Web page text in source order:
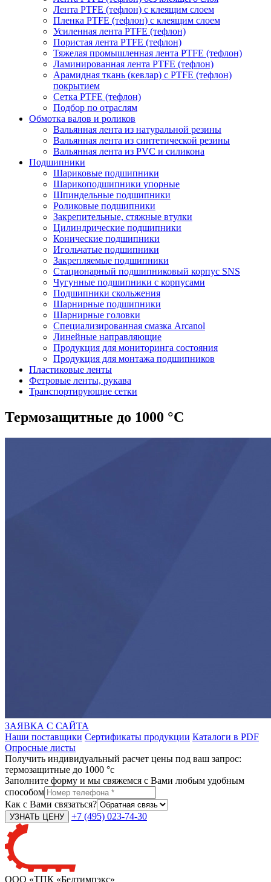
Лента PTFE (тефлон) с клеящим слоем
Пленка PTFE (тефлон) с клеящим слоем
Усиленная лента PTFE (тефлон)
Пористая лента PTFE (тефлон)
Тяжелая промышленная лента PTFE (тефлон)
Ламинированная лента PTFE (тефлон)
Арамидная ткань (кевлар) с PTFE (тефлон)
покрытием
Сетка PTFE (тефлон)
Подбор по отраслям
Обмотка валов и роликов
Вальянная лента из натуральной резины
Вальянная лента из синтетической резины
Вальянная лента из PVC и силикона
Подшипники
Шариковые подшипники
Шарикоподшипники упорные
Шпиндельные подшипники
Роликовые подшипники
Закрепительные, стяжные втулки
Цилиндрические подшипники
Конические подшипники
Игольчатые подшипники
Закрепляемые подшипники
Стационарный подшипниковый корпус SNS
Чугунные подшипники с корпусами
Подшипники скольжения
Шарнирные подшипники
Шарнирные головки
Специализированная смазка Arcanol
Линейные направляющие
Продукция для мониторинга состояния
Продукция для монтажа подшипников
Пластиковые ленты
Фетровые ленты, рукава
Транспортирующие сетки
Термозащитные до 1000 °C
ЗАЯВКА С САЙТА
Наши поставщики Сертификаты продукции Каталоги в PDF
Опросные листы
Получить индивидуальный расчет цены под ваш запрос:
термозащитные до 1000 °c
Заполните форму и мы свяжемся с Вами любым удобным
способом
Как с Вами связаться?
+7 (495) 023-74-30
ООО «ТПК «Белтимпэкс»